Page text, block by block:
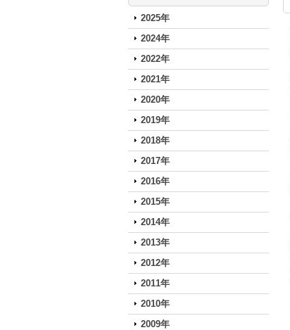
2025年
2024年
2022年
2021年
2020年
2019年
2018年
2017年
2016年
2015年
2014年
2013年
2012年
2011年
2010年
2009年